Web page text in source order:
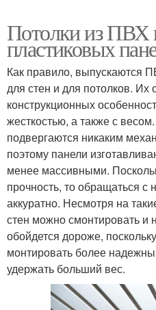
Потолки из ПВХ
пластиковых
Как правило, выпускаются
для стен и для потолков. Их
конструкционных
жесткостью, а также с
подвергаются никаким
поэтому панели
менее массивными.
прочность, то обращаться
аккуратно. Несмотря на
стен можно смонтировать и
обойдется дороже,
монтировать более
удержать больший вес.